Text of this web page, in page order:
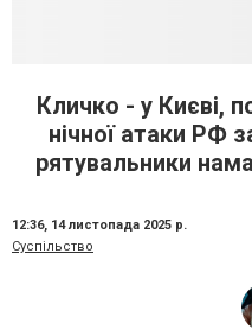
Кличко - у Києві,
нічної атаки РФ
рятувальники
12:36, 14 листопада 2025 р.
Суспільство